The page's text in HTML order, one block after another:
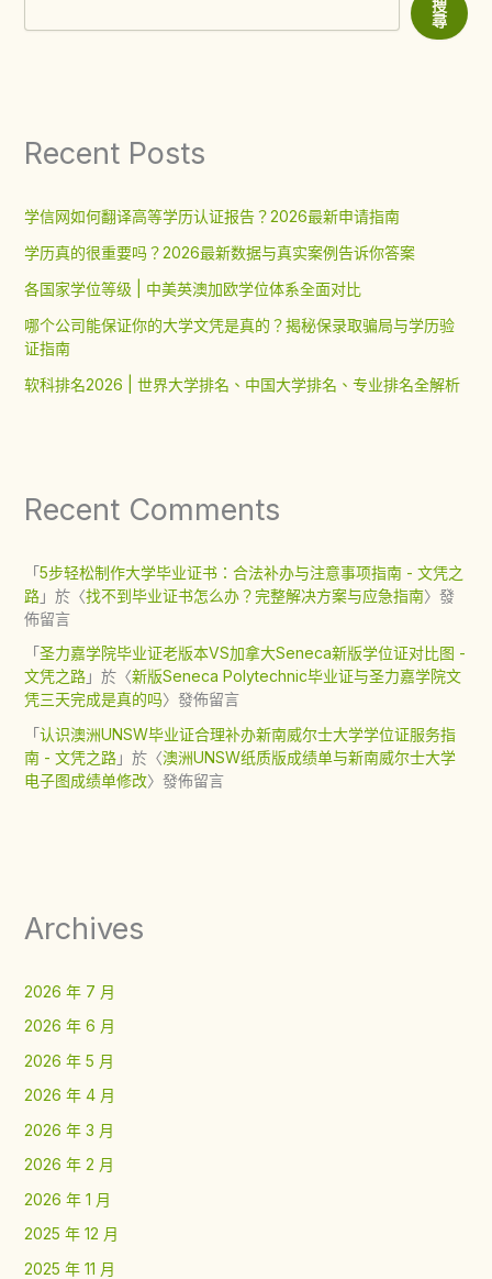
搜
尋
Recent Posts
学信网如何翻译高等学历认证报告？2026最新申请指南
学历真的很重要吗？2026最新数据与真实案例告诉你答案
各国家学位等级 | 中美英澳加欧学位体系全面对比
哪个公司能保证你的大学文凭是真的？揭秘保录取骗局与学历验
证指南
软科排名2026 | 世界大学排名、中国大学排名、专业排名全解析
Recent Comments
「5步轻松制作大学毕业证书：合法补办与注意事项指南 - 文凭之
路」於〈找不到毕业证书怎么办？完整解决方案与应急指南〉發
佈留言
「圣力嘉学院毕业证老版本VS加拿大Seneca新版学位证对比图 -
文凭之路」於〈新版Seneca Polytechnic毕业证与圣力嘉学院文
凭三天完成是真的吗〉發佈留言
「认识澳洲UNSW毕业证合理补办新南威尔士大学学位证服务指
南 - 文凭之路」於〈澳洲UNSW纸质版成绩单与新南威尔士大学
电子图成绩单修改〉發佈留言
Archives
2026 年 7 月
2026 年 6 月
2026 年 5 月
2026 年 4 月
2026 年 3 月
2026 年 2 月
2026 年 1 月
2025 年 12 月
2025 年 11 月